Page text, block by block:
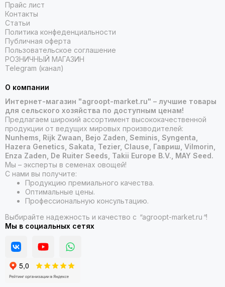
Прайс лист
Контакты
Статьи
Политика конфеденциальности
Публичная оферта
Пользовательское соглашение
РОЗНИЧНЫЙ МАГАЗИН
Telegram (канал)
О компании
Интернет-магазин "agroopt-market.ru" – лучшие товары
для сельского хозяйства по доступным ценам!
Предлагаем широкий ассортимент высококачественной
продукции от ведущих мировых производителей:
Nunhems, Rijk Zwaan, Bejo Zaden, Seminis, Syngenta,
Hazera Genetics, Sakata, Tezier, Clause, Гавриш, Vilmorin,
Enza Zaden, De Ruiter Seeds, Takii Europe B.V., MAY Seed.
Мы – эксперты в семенах овощей!
С нами вы получите:
Продукцию премиального качества.
Оптимальные цены.
Профессиональную консультацию.
Выбирайте надежность и качество с "agroopt-market.ru "!
Мы в социальных сетях